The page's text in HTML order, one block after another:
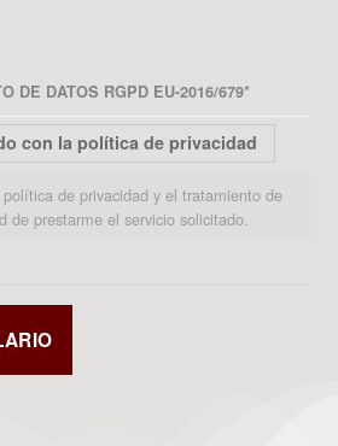
DE DATOS RGPD EU-2016/679*
con la política de privacidad
de privacidad y el tratamiento de
de prestarme el servicio solicitado.